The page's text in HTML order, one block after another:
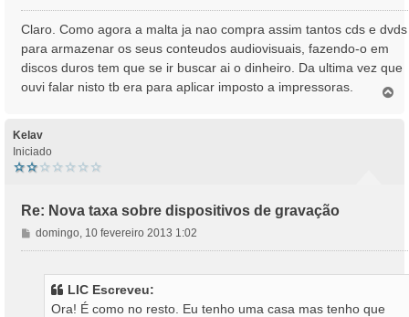
e
n
a
g
e
Claro. Como agora a malta ja nao compra assim tantos cds e dvds
para armazenar os seus conteudos audiovisuais, fazendo-o em
discos duros tem que se ir buscar ai o dinheiro. Da ultima vez que
ouvi falar nisto tb era para aplicar imposto a impressoras.
Kelav
Iniciado
Re: Nova taxa sobre dispositivos de gravação
M
e
domingo, 10 fevereiro 2013 1:02
LIC Escreveu:
Ora! É como no resto. Eu tenho uma casa mas tenho que